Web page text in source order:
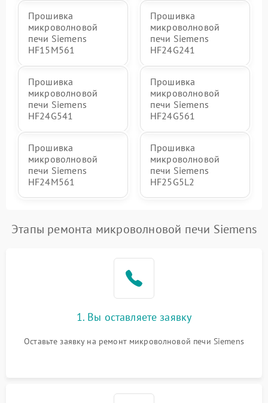
Прошивка
микроволновой
печи Siemens
HF15M561
Прошивка
микроволновой
печи Siemens
HF24G241
Прошивка
микроволновой
печи Siemens
HF24G541
Прошивка
микроволновой
печи Siemens
HF24G561
Прошивка
микроволновой
печи Siemens
HF24M561
Прошивка
микроволновой
печи Siemens
HF25G5L2
Этапы ремонта микроволновой печи Siemens
1. Вы оставляете заявку
Оставьте заявку на ремонт микроволновой печи Siemens